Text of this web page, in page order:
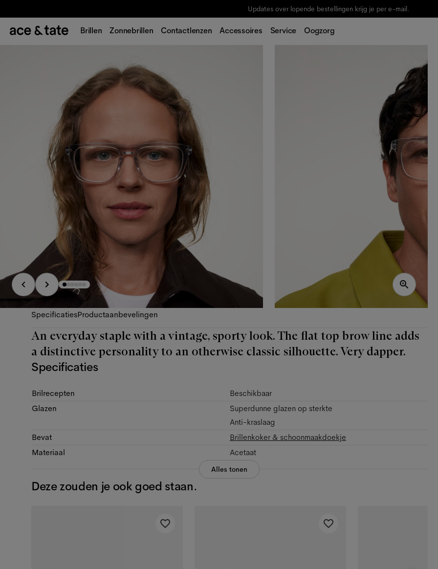
Updates over lopende bestellingen krijg je per e-mail.
Brillen Zonnebrillen Contactlenzen Accessoires Service Oogzorg
SpecificatiesProductaanbevelingen
An everyday staple with a vintage, sporty look. The flat top brow line adds
a distinctive personality to an otherwise classic silhouette. Very dapper.
Specificaties
Brilrecepten
Beschikbaar
Glazen
Superdunne glazen op sterkte
Anti-kraslaag
Bevat
Brillenkoker & schoonmaakdoekje
Materiaal
Acetaat
Alles tonen
Deze zouden je ook goed staan.